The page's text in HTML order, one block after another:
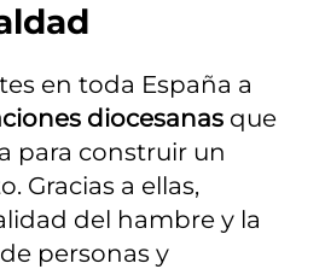
en toda España a
diocesanas que
para construir un
Gracias a ellas,
del hambre y la
personas y